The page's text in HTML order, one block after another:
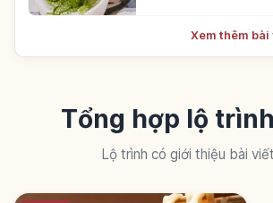
Xem thêm bài
Tổng hợp lộ
Lộ trình có giới thiệu bài